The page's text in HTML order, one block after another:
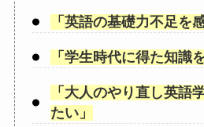
「 英語の基礎力不足を
「 学生時代に得た知識
「 大人のやり直し英語
たい」